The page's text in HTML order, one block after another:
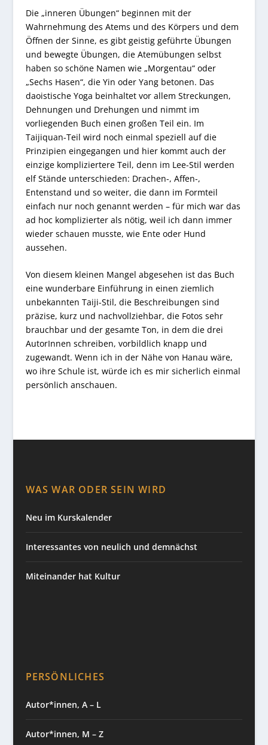
Die „inneren Übungen“ beginnen mit der
Wahrnehmung des Atems und des Körpers und dem
Öffnen der Sinne, es gibt geistig geführte Übungen
und bewegte Übungen, die Atemübungen selbst
haben so schöne Namen wie „Morgentau“ oder
„Sechs Hasen“, die Yin oder Yang betonen. Das
daoistische Yoga beinhaltet vor allem Streckungen,
Dehnungen und Drehungen und nimmt im
vorliegenden Buch einen großen Teil ein. Im
Taijiquan-Teil wird noch einmal speziell auf die
Prinzipien eingegangen und hier kommt auch der
einzige kompliziertere Teil, denn im Lee-Stil werden
elf Stände unterschieden: Drachen-, Affen-,
Entenstand und so weiter, die dann im Formteil
einfach nur noch genannt werden – für mich war das
ad hoc komplizierter als nötig, weil ich dann immer
wieder schauen musste, wie Ente oder Hund
aussehen.
Von diesem kleinen Mangel abgesehen ist das Buch
eine wunderbare Einführung in einen ziemlich
unbekannten Taiji-Stil, die Beschreibungen sind
präzise, kurz und nachvollziehbar, die Fotos sehr
brauchbar und der gesamte Ton, in dem die drei
AutorInnen schreiben, vorbildlich knapp und
zugewandt. Wenn ich in der Nähe von Hanau wäre,
wo ihre Schule ist, würde ich es mir sicherlich einmal
persönlich anschauen.
WAS WAR ODER SEIN WIRD
Neu im Kurskalender
Interessantes von neulich und demnächst
Miteinander hat Kultur
PERSÖNLICHES
Autor*innen, A – L
Autor*innen, M – Z